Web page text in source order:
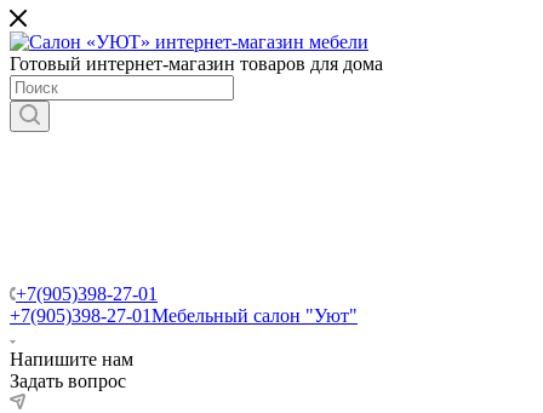
Готовый интернет-магазин товаров для дома
+7(905)398-27-01
+7(905)398-27-01Мебельный салон "Уют"
Напишите нам
Задать вопрос